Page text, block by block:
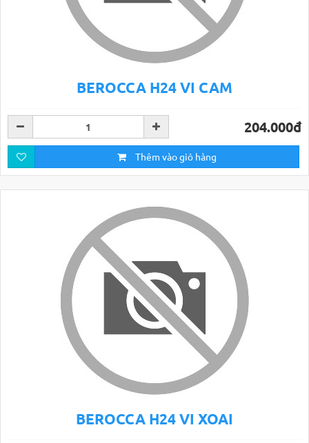
BEROCCA H24 VI CAM
204.000đ
Thêm vào giỏ hàng
BEROCCA H24 VI XOAI